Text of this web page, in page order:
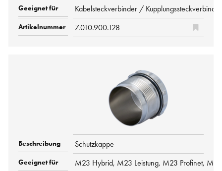
Kabelsteckverbinder /
7.010.900.128
Schutzkappe
M23 Hybrid, M23 Leistung, M23 Profinet,